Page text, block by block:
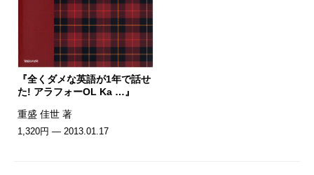
『全くダメな英語が1年で話せ
た! アラフォーOL Ka …』
重盛 佳世 著
1,320円 — 2013.01.17